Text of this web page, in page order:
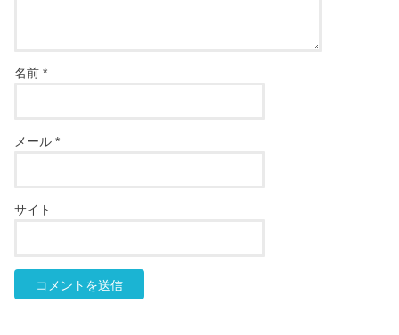
名前*
メール*
サイト